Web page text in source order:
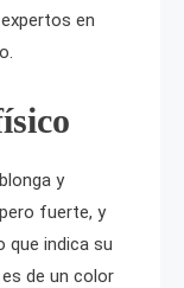
en
y
fuerte, y
que indica su
de un color